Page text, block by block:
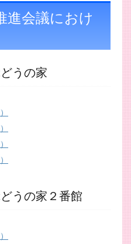
進会議におけ
うの家
うの家２番館